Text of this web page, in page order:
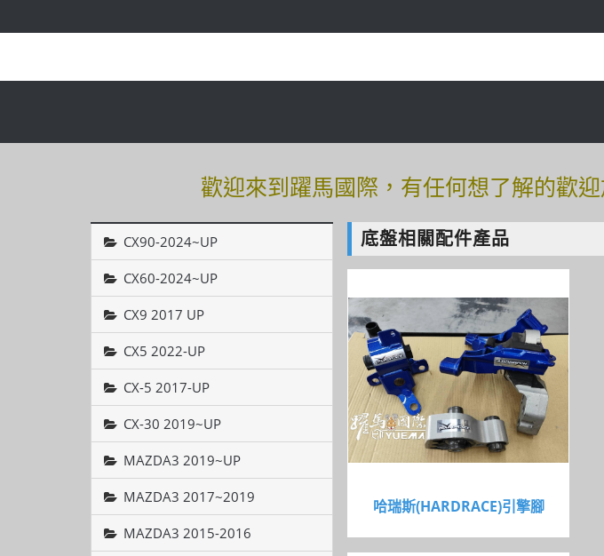
歡迎來到躍馬國際，有任何想了解的歡
歡迎來到躍馬國際，有任何想了解的歡
CX90-2024~UP
CX60-2024~UP
CX9 2017 UP
CX5 2022-UP
CX-5 2017-UP
CX-30 2019~UP
MAZDA3 2019~UP
MAZDA3 2017~2019
MAZDA3 2015-2016
底盤相關配件產品
哈瑞斯(HARDRACE)引擎腳